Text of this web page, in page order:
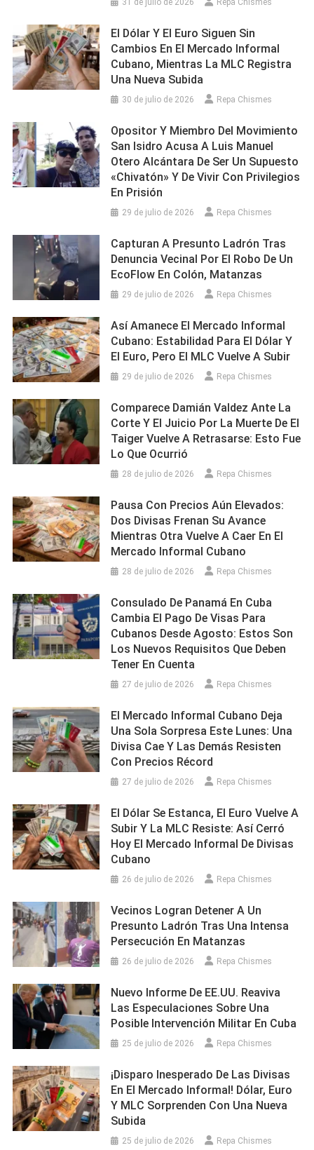
31 de julio de 2026 Repa Chismes
El Dólar Y El Euro Siguen Sin
Cambios En El Mercado Informal
Cubano, Mientras La MLC Registra
Una Nueva Subida
30 de julio de 2026 Repa Chismes
Opositor Y Miembro Del Movimiento
San Isidro Acusa A Luis Manuel
Otero Alcántara De Ser Un Supuesto
«chivatón» Y De Vivir Con Privilegios
En Prisión
29 de julio de 2026 Repa Chismes
Capturan A Presunto Ladrón Tras
Denuncia Vecinal Por El Robo De Un
EcoFlow En Colón, Matanzas
29 de julio de 2026 Repa Chismes
Así Amanece El Mercado Informal
Cubano: Estabilidad Para El Dólar Y
El Euro, Pero El MLC Vuelve A Subir
29 de julio de 2026 Repa Chismes
Comparece Damián Valdez Ante La
Corte Y El Juicio Por La Muerte De El
Taiger Vuelve A Retrasarse: Esto Fue
Lo Que Ocurrió
28 de julio de 2026 Repa Chismes
Pausa Con Precios Aún Elevados:
Dos Divisas Frenan Su Avance
Mientras Otra Vuelve A Caer En El
Mercado Informal Cubano
28 de julio de 2026 Repa Chismes
Consulado De Panamá En Cuba
Cambia El Pago De Visas Para
Cubanos Desde Agosto: Estos Son
Los Nuevos Requisitos Que Deben
Tener En Cuenta
27 de julio de 2026 Repa Chismes
El Mercado Informal Cubano Deja
Una Sola Sorpresa Este Lunes: Una
Divisa Cae Y Las Demás Resisten
Con Precios Récord
27 de julio de 2026 Repa Chismes
El Dólar Se Estanca, El Euro Vuelve A
Subir Y La MLC Resiste: Así Cerró
Hoy El Mercado Informal De Divisas
Cubano
26 de julio de 2026 Repa Chismes
Vecinos Logran Detener A Un
Presunto Ladrón Tras Una Intensa
Persecución En Matanzas
26 de julio de 2026 Repa Chismes
Nuevo Informe De EE.UU. Reaviva
Las Especulaciones Sobre Una
Posible Intervención Militar En Cuba
25 de julio de 2026 Repa Chismes
¡Disparo Inesperado De Las Divisas
En El Mercado Informal! Dólar, Euro
Y MLC Sorprenden Con Una Nueva
Subida
25 de julio de 2026 Repa Chismes